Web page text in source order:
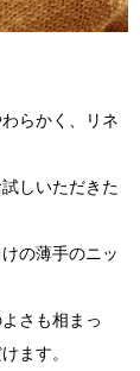
らかく、リネ
しいただきた
の薄手のニッ
さも相まっ
ます。